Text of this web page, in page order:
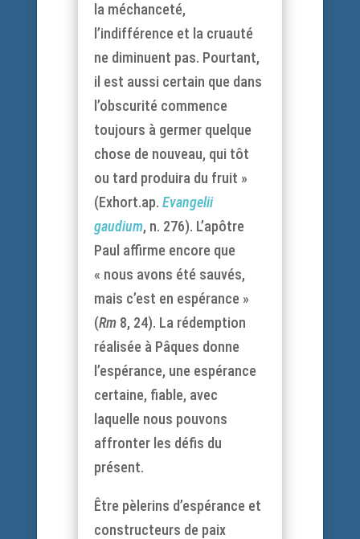
la méchanceté,
l’indifférence et la cruauté
ne diminuent pas. Pourtant,
il est aussi certain que dans
l’obscurité commence
toujours à germer quelque
chose de nouveau, qui tôt
ou tard produira du fruit »
(Exhort.ap. Evangelii
gaudium, n. 276). L’apôtre
Paul affirme encore que
« nous avons été sauvés,
mais c’est en espérance »
(Rm 8, 24). La rédemption
réalisée à Pâques donne
l’espérance, une espérance
certaine, fiable, avec
laquelle nous pouvons
affronter les défis du
présent.
Être pèlerins d’espérance et
constructeurs de paix